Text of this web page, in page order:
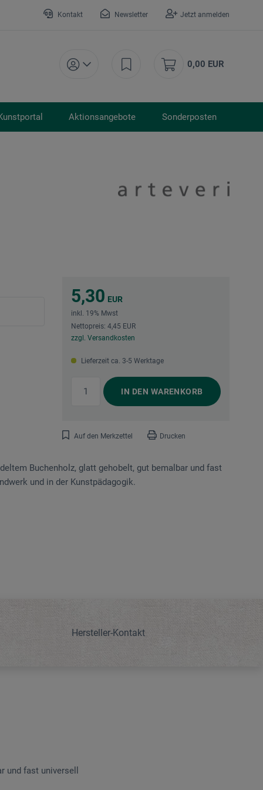
Kontakt Newsletter Jetzt anmelden
0,00 EUR
Aktionsangebote Sonderposten
5,30 EUR
inkl. 19% Mwst
Nettopreis: 4,45 EUR
zzgl. Versandkosten
Lieferzeit ca. 3-5 Werktage
IN DEN WARENKORB
Auf den Merkzettel Drucken
Buchenholz, glatt gehobelt, gut bemalbar und fast
und in der Kunstpädagogik.
Hersteller-Kontakt
und fast universell